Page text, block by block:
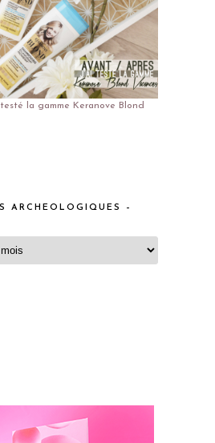
la gamme Keranove Blond
ARCHEOLOGIQUES –